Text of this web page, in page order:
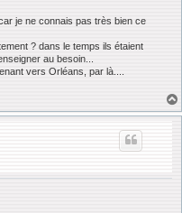
je ne connais pas très bien ce
? dans le temps ils étaient
au besoin...
vers Orléans, par là....